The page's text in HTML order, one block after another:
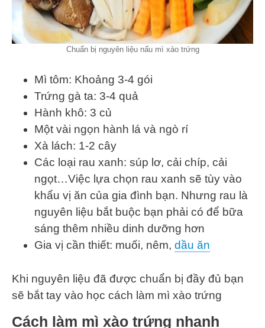
Chuẩn bị nguyên liệu nấu mì xào trứng
Mì tôm: Khoảng 3-4 gói
Trứng gà ta: 3-4 quả
Hành khô: 3 củ
Một vài ngọn hành lá và ngò rí
Xà lách: 1-2 cây
Các loại rau xanh: súp lơ, cải chíp, cải
ngọt…Việc lựa chọn rau xanh sẽ tùy vào
khẩu vị ăn của gia đình bạn. Nhưng rau là
nguyên liệu bắt buộc bạn phải có để bữa
sáng thêm nhiều dinh dưỡng hơn
Gia vị cần thiết: muối, nêm, dầu ăn
Khi nguyên liệu đã được chuẩn bị đầy đủ bạn
sẽ bắt tay vào học cách làm mì xào trứng
Cách làm mì xào trứng nhanh